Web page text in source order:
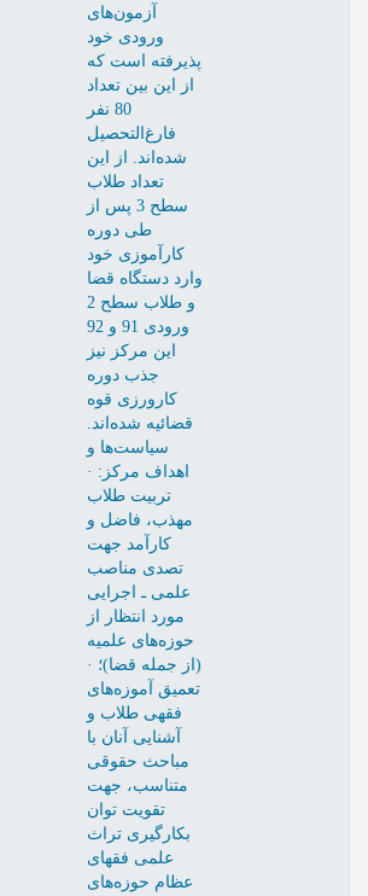
آزمون‌های
ورودی خود
پذیرفته است که
از این بین تعداد
80 نفر
فارغ‌التحصیل
شده‌اند. از این
تعداد طلاب
سطح 3 پس از
طی دوره
کارآموزی خود
وارد دستگاه قضا
و طلاب سطح 2
ورودی 91 و 92
این مرکز نیز
جذب دوره
کارورزی قوه
قضائیه شده‌اند.
سیاست‌ها و
اهداف مرکز: ·
تربیت طلاب
مهذب، فاضل و
کارآمد جهت
تصدی مناصب
علمی ـ اجرایی
مورد انتظار از
حوزه‌های علمیه
(از جمله قضا)؛ ·
تعمیق آموزه‌های
فقهی طلاب و
آشنایی آنان با
مباحث حقوقی
متناسب، جهت
تقویت توان
بکارگیری تراث
علمی فقهای
عظام حوزه‌های